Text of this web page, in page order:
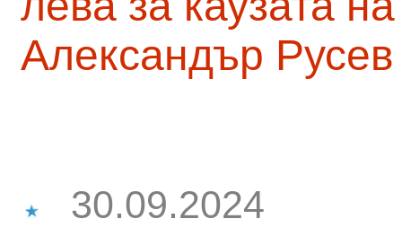
Александър Русев
30.09.2024